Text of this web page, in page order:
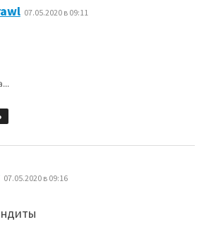
07.05.2020 в 09:11
07.05.2020 в 09:16